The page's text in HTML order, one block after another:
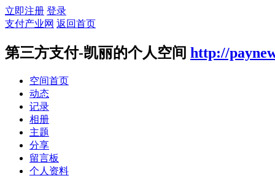
立即注册 登录
支付产业网 返回首页
第三方支付-凯丽的个人空间 http://
空间首页
动态
记录
相册
主题
分享
留言板
个人资料